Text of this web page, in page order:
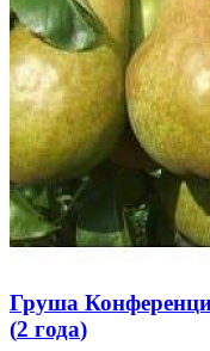
Груша
(2 года)